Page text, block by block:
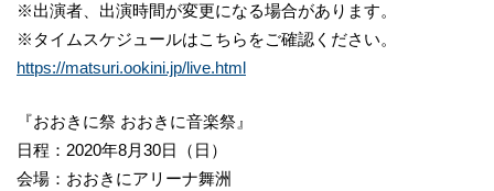
※出演者、出演時間が変更になる場合があります。
※タイムスケジュールはこちらをご確認ください。
https://matsuri.ookini.jp/live.html
『おおきに祭 おおきに音楽祭』
日程：2020年8月30日（日）
会場：おおきにアリーナ舞洲